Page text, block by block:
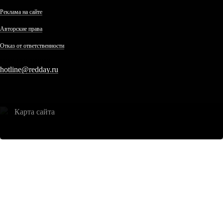
Реклама на сайте
Авторские права
Отказ от ответственности
hotline@redday.ru
Карта сайта